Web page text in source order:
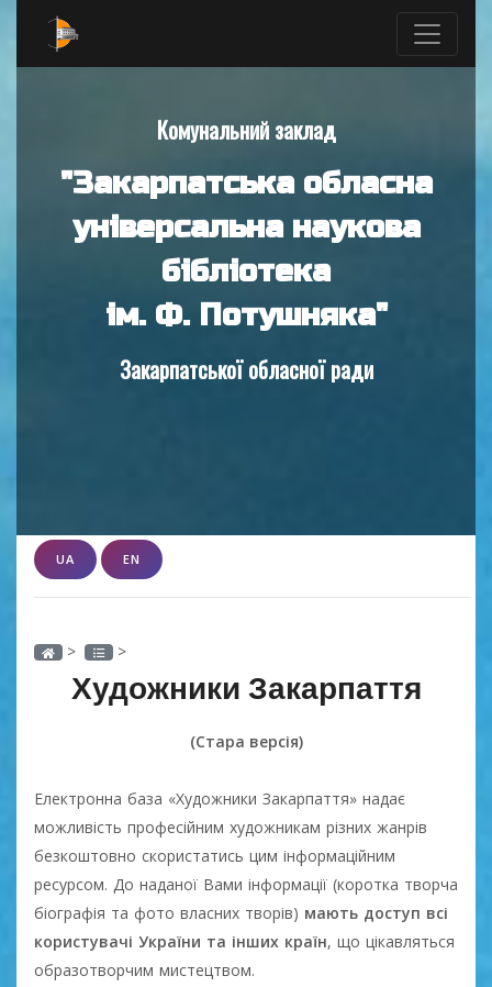
Комунальний заклад
"Закарпатська обласна
універсальна наукова
бібліотека
ім. Ф. Потушняка"
Закарпатської обласної ради
UA EN
> >
Художники Закарпаття
(Стара версія)
Електронна база «Художники Закарпаття» надає
можливість професійним художникам різних жанрів
безкоштовно скористатись цим інформаційним
ресурсом. До наданої Вами інформації (коротка творча
біографія та фото власних творів) мають доступ всі
користувачі України та інших країн, що цікавляться
образотворчим мистецтвом.